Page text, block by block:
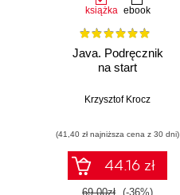
książka ebook
Java. Podręcznik
na start
Krzysztof Krocz
(41,40 zł najniższa cena z 30 dni)
44.16 zł
69.00zł (-36%)